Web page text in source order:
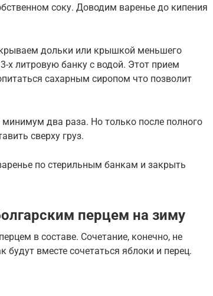
соку. Доводим варенье до кипения
дольки или крышкой меньшего
х литровую банку с водой. Этот прием
сахарным сиропом что позволит
два раза. Но только после полного
сверху груз.
по стерильным банкам и закрыть
перцем на зиму
в составе. Сочетание, конечно, не
вместе сочетаться яблоки и перец.